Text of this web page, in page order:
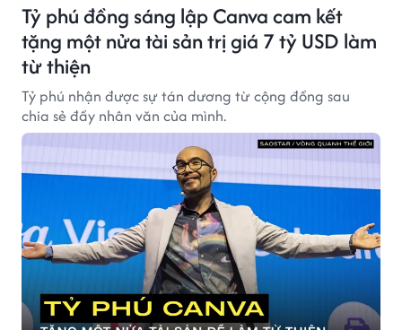
Tỷ phú đồng sáng lập Canva cam kết
tặng một nửa tài sản trị giá 7 tỷ USD làm
từ thiện
Tỷ phú nhận được sự tán dương từ cộng đồng sau
chia sẻ đầy nhân văn của mình.